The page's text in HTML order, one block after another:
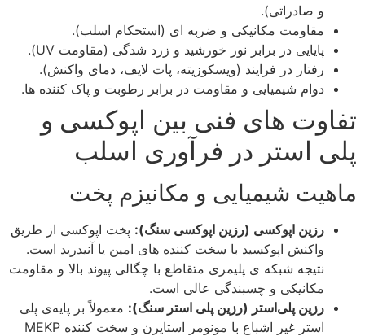
و صادراتی).
مقاومت مکانیکی و ضربه‌ ای (استحکام اسلب).
پایایی در برابر نور خورشید و زرد شدگی (مقاومت UV).
رفتار در فرایند (ویسکوزیته، پات‌ لایف، دمای واکنش).
دوام شیمیایی و مقاومت در برابر رطوبت و پاک‌ کننده‌ ها.
تفاوت‌ های فنی بین اپوکسی و
پلی‌ استر در فرآوری اسلب
ماهیت شیمیایی و مکانیزم پخت
رزین اپوکسی (رزین اپوکسی سنگ): پخت اپوکسی از طریق
واکنش اپوکسید با سخت‌ کننده‌ های امین یا آنیدرید است.
نتیجه شبکه‌ ی پلیمری متقاطع با چگالی پیوند بالا و مقاومت
مکانیکی و چسبندگی عالی است.
رزین پلی‌استر (رزین پلی استر سنگ): معمولاً بر پایه‌ی پلی‌
استر غیر اشباع با مونومر استایرن و سخت‌ کننده MEKP